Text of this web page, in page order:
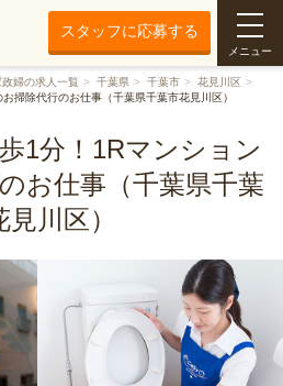
スタッフに応募する
メニュー
婦の求人一覧 千葉県 千葉市
花見川区
掃除代行のお仕事（千葉県千葉市花見川区）
1分！1Rマンション
お仕事（千葉県千葉
見川区）